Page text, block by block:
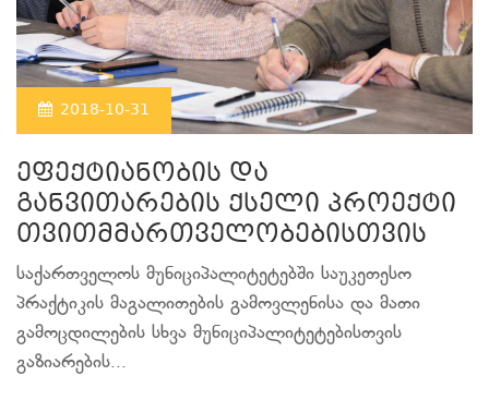
2018-10-31
ეფექტიანობის და
განვითარების ქსელი პროექტი
თვითმმართველობებისთვის
საქართველოს მუნიციპალიტეტებში საუკეთესო
პრაქტიკის მაგალითების გამოვლენისა და მათი
გამოცდილების სხვა მუნიციპალიტეტებისთვის
გაზიარების...